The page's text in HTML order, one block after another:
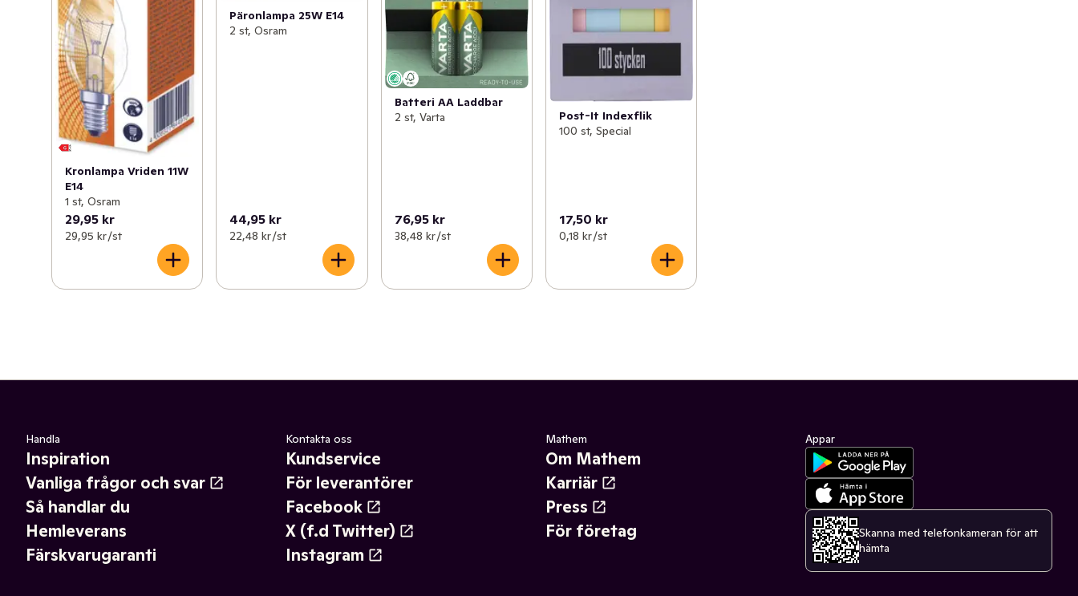
Kronlampa Vriden 11W
E14
1 st, Osram
29,95 kr
29,95 kr /st
Päronlampa 25W E14
2 st, Osram
44,95 kr
22,48 kr /st
Batteri AA Laddbar
2 st, Varta
76,95 kr
38,48 kr /st
Post-It Indexflik
100 st, Special
17,50 kr
0,18 kr /st
Handla
Inspiration
Vanliga frågor och svar
Så handlar du
Hemleverans
Färskvarugaranti
Kontakta oss
Kundservice
För leverantörer
Facebook
X (f.d Twitter)
Instagram
Mathem
Om Mathem
Karriär
Press
För företag
Appar
Skanna med telefonkameran för att
hämta